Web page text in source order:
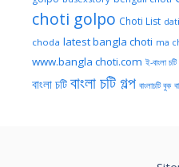
choti golpo Choti List
choda latest bangla choti ma
www.bangla choti.com ই-বাংলা চটি
বাংলা চটি বাংলা চটি গল্প বাংলাচটি বুক